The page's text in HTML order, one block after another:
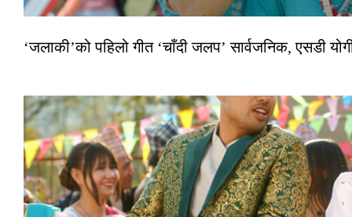
‘जलाकी’को पहिलो गीत ‘चाँदी जलप’ सार्वजनिक, एसडी